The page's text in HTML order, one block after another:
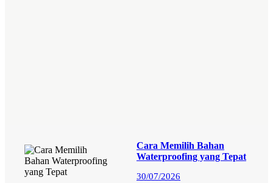
Cara Memilih Bahan
Waterproofing yang Tepat
30/07/2026